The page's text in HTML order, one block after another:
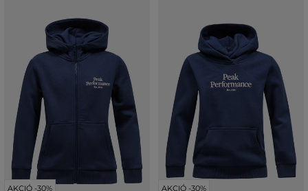
AKCIÓ -30% AKCIÓ -30%